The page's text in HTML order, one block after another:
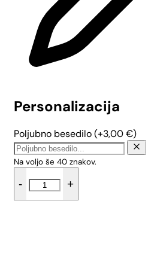
Personalizacija
Poljubno besedilo(+3,00€)
Na voljo še 40 znakov.
-
piškotnik
Zmečkanka
+